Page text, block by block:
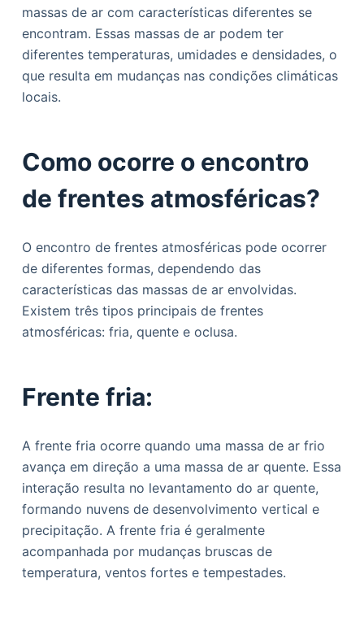
omassas de ar com características diferentes se
encontram. Essas massas de ar podem ter
diferentes temperaturas, umidades e densidades, o
que resulta em mudanças nas condições climáticas
locais.
Como ocorre o encontro
de frentes atmosféricas?
O encontro de frentes atmosféricas pode ocorrer
de diferentes formas, dependendo das
características das massas de ar envolvidas.
Existem três tipos principais de frentes
atmosféricas: fria, quente e oclusa.
Frente fria:
A frente fria ocorre quando uma massa de ar frio
avança em direção a uma massa de ar quente. Essa
interação resulta no levantamento do ar quente,
formando nuvens de desenvolvimento vertical e
precipitação. A frente fria é geralmente
acompanhada por mudanças bruscas de
temperatura, ventos fortes e tempestades.